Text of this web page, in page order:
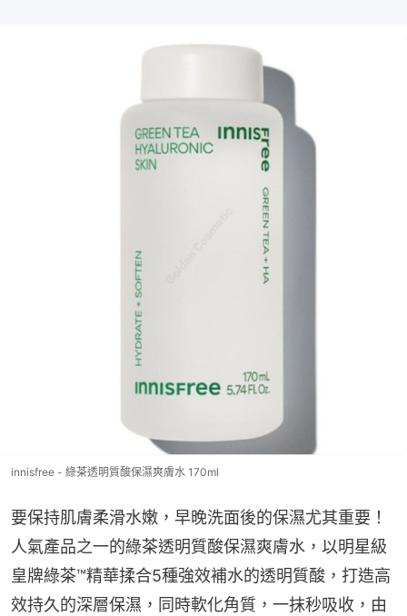
innisfree - 綠茶透明質酸保濕爽膚水 170ml
要保持肌膚柔滑水嫩，早晚洗面後的保濕尤其重要！
人氣產品之一的綠茶透明質酸保濕爽膚水，以明星級
皇牌綠茶™精華揉合5種強效補水的透明質酸，打造高
效持久的深層保濕，同時軟化角質，一抹秒吸收，由